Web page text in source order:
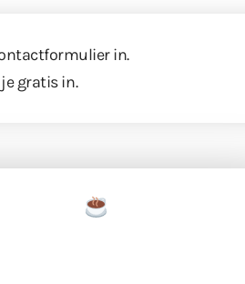
in.
gratis in.